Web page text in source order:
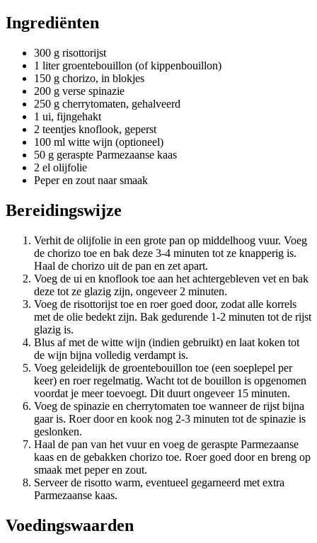
Ingrediënten
300 g risottorijst
1 liter groentebouillon (of kippenbouillon)
150 g chorizo, in blokjes
200 g verse spinazie
250 g cherrytomaten, gehalveerd
1 ui, fijngehakt
2 teentjes knoflook, geperst
100 ml witte wijn (optioneel)
50 g geraspte Parmezaanse kaas
2 el olijfolie
Peper en zout naar smaak
Bereidingswijze
Verhit de olijfolie in een grote pan op middelhoog vuur. Voeg
de chorizo toe en bak deze 3-4 minuten tot ze knapperig is.
Haal de chorizo uit de pan en zet apart.
Voeg de ui en knoflook toe aan het achtergebleven vet en bak
deze tot ze glazig zijn, ongeveer 2 minuten.
Voeg de risottorijst toe en roer goed door, zodat alle korrels
met de olie bedekt zijn. Bak gedurende 1-2 minuten tot de rijst
glazig is.
Blus af met de witte wijn (indien gebruikt) en laat koken tot
de wijn bijna volledig verdampt is.
Voeg geleidelijk de groentebouillon toe (een soeplepel per
keer) en roer regelmatig. Wacht tot de bouillon is opgenomen
voordat je meer toevoegt. Dit duurt ongeveer 15 minuten.
Voeg de spinazie en cherrytomaten toe wanneer de rijst bijna
gaar is. Roer door en kook nog 2-3 minuten tot de spinazie is
geslonken.
Haal de pan van het vuur en voeg de geraspte Parmezaanse
kaas en de gebakken chorizo toe. Roer goed door en breng op
smaak met peper en zout.
Serveer de risotto warm, eventueel gegarneerd met extra
Parmezaanse kaas.
Voedingswaarden